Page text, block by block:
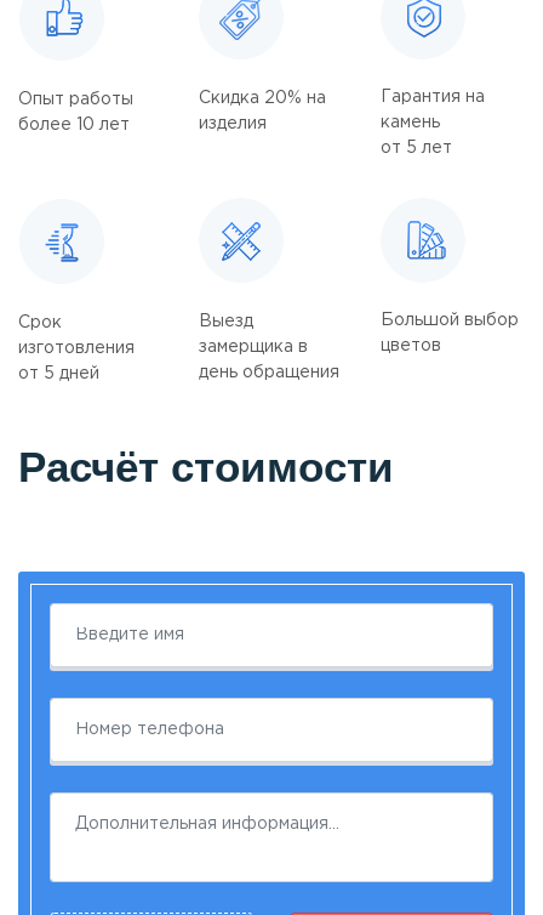
Опыт работы
более 10 лет
Скидка 20% на
изделия
Гарантия на
камень
от 5 лет
Срок
изготовления
от 5 дней
Выезд
замерщика в
день обращения
Большой выбор
цветов
Расчёт стоимости